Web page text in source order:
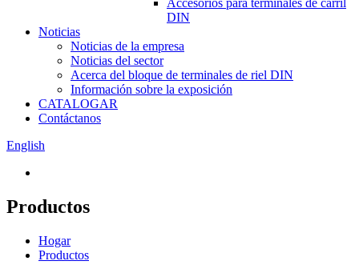
Accesorios para terminales de carril
DIN
Noticias
Noticias de la empresa
Noticias del sector
Acerca del bloque de terminales de riel DIN
Información sobre la exposición
CATALOGAR
Contáctanos
English
Productos
Hogar
Productos